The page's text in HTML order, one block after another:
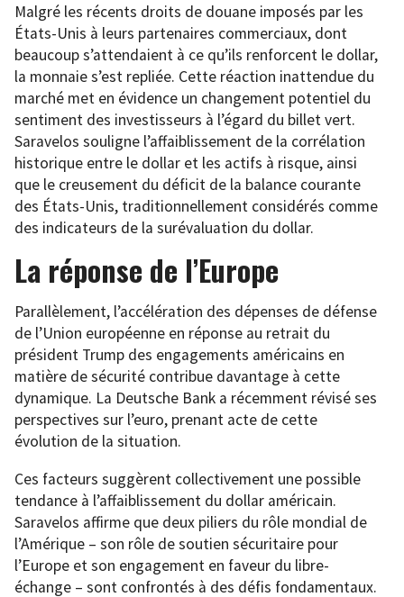
Malgré les récents droits de douane imposés par les
États-Unis à leurs partenaires commerciaux, dont
beaucoup s’attendaient à ce qu’ils renforcent le dollar,
la monnaie s’est repliée. Cette réaction inattendue du
marché met en évidence un changement potentiel du
sentiment des investisseurs à l’égard du billet vert.
Saravelos souligne l’affaiblissement de la corrélation
historique entre le dollar et les actifs à risque, ainsi
que le creusement du déficit de la balance courante
des États-Unis, traditionnellement considérés comme
des indicateurs de la surévaluation du dollar.
La réponse de l’Europe
Parallèlement, l’accélération des dépenses de défense
de l’Union européenne en réponse au retrait du
président Trump des engagements américains en
matière de sécurité contribue davantage à cette
dynamique. La Deutsche Bank a récemment révisé ses
perspectives sur l’euro, prenant acte de cette
évolution de la situation.
Ces facteurs suggèrent collectivement une possible
tendance à l’affaiblissement du dollar américain.
Saravelos affirme que deux piliers du rôle mondial de
l’Amérique – son rôle de soutien sécuritaire pour
l’Europe et son engagement en faveur du libre-
échange – sont confrontés à des défis fondamentaux.